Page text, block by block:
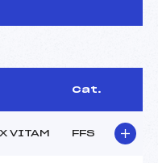
Cat.
VITAM FFS